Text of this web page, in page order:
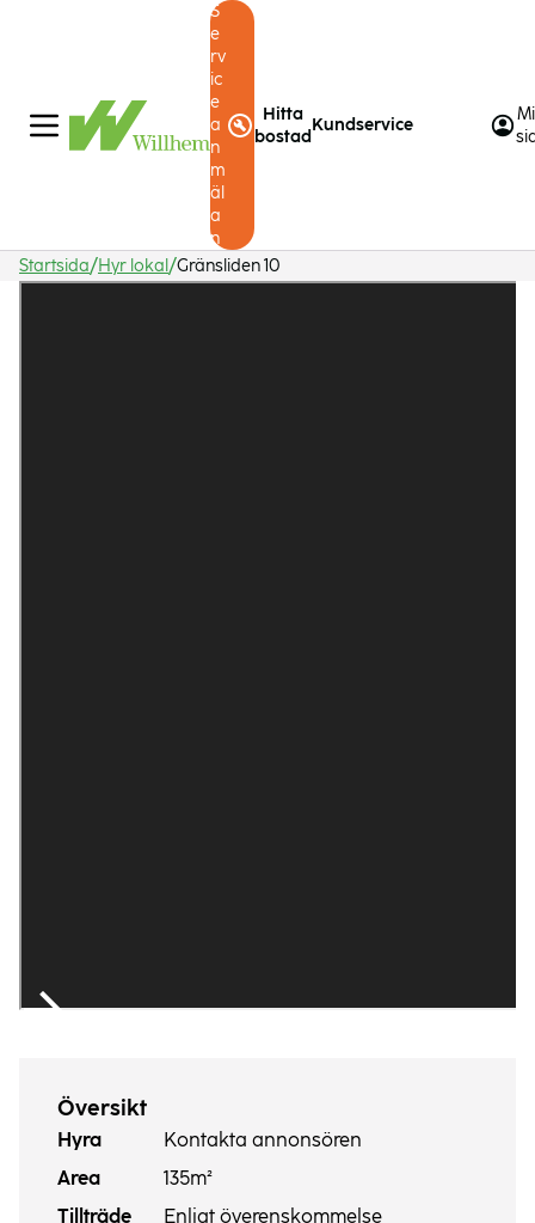
S
e
rv
ic
e
a
n
m
äl
a
n
Hitta
bostad
Kundservice
Startsida Hyr lokal Gränsliden 10
Översikt
Hyra
Kontakta annonsören
Area
135m²
Tillträde
Enligt överenskommelse